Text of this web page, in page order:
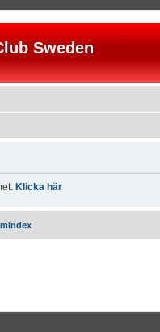
Sweden
Klicka här